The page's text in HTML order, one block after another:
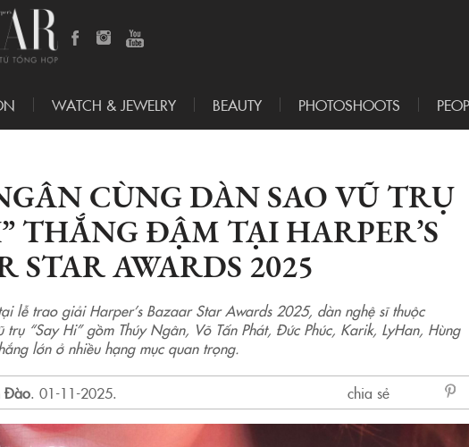
WATCH & JEWELRY BEAUTY PHOTOSHOOTS
CÙNG DÀN SAO VŨ TRỤ
THẮNG ĐẬM TẠI HARPER’S
STAR AWARDS 2025
lễ trao giải Harper’s Bazaar Star Awards 2025, dàn nghệ sĩ thuộc
trụ “Say Hi” gồm Thúy Ngân, Võ Tấn Phát, Đức Phúc, Karik, LyHan, Hùng
lớn ở nhiều hạng mục quan trọng.
Đào. 01-11-2025.
chia sẻ